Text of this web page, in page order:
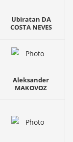
Ubiratan DA
COSTA NEVES
Aleksander
MAKOVOZ